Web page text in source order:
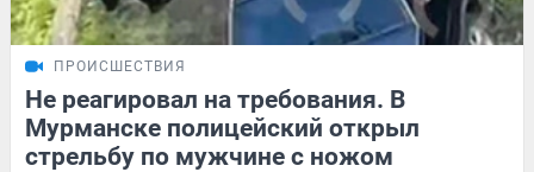
ПРОИСШЕСТВИЯ
Не реагировал на требования. В
Мурманске полицейский открыл
стрельбу по мужчине с ножом